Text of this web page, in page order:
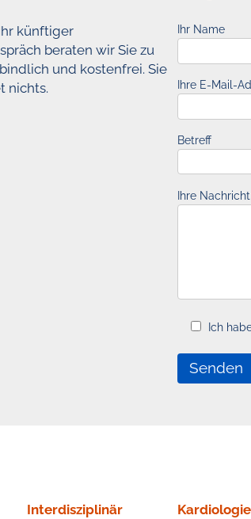
künftiger
beraten wir Sie zu
und kostenfrei. Sie
nichts.
Ihr Name
Ihre E-Mail-
Betreff
Ihre
Ich
Interdisziplinär
Kardiologie